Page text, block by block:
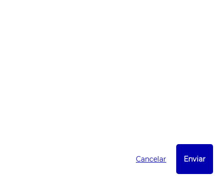
Cancelar Enviar